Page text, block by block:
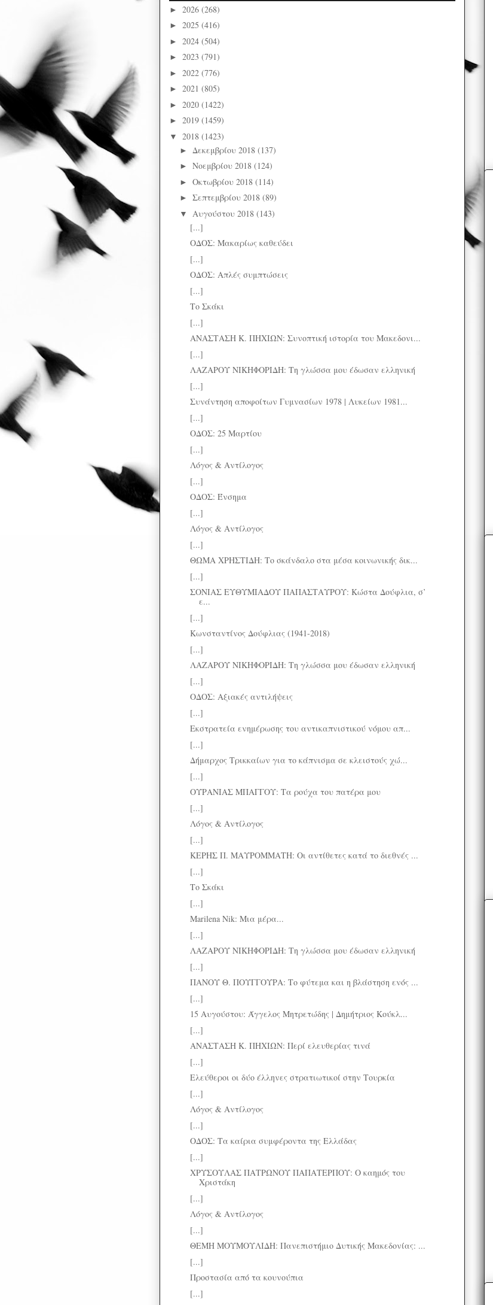
► 2026 (268)
► 2025 (416)
► 2024 (504)
► 2023 (791)
► 2022 (776)
► 2021 (805)
► 2020 (1422)
► 2019 (1459)
▼ 2018 (1423)
► Δεκεμβρίου 2018 (137)
► Νοεμβρίου 2018 (124)
► Οκτωβρίου 2018 (114)
► Σεπτεμβρίου 2018 (89)
▼ Αυγούστου 2018 (143)
[...]
ΟΔΟΣ: Μακαρίως καθεύδει
[...]
ΟΔΟΣ: Απλές συμπτώσεις
[...]
Το Σκάκι
[...]
ΑΝΑΣΤΑΣΗ Κ. ΠΗΧΙΩΝ: Συνοπτική ιστορία του Μακεδονι...
[...]
ΛΑΖΑΡΟΥ ΝΙΚΗΦΟΡΙΔΗ: Τη γλώσσα μου έδωσαν ελληνική
[...]
Συνάντηση αποφοίτων Γυμνασίων 1978 | Λυκείων 1981...
[...]
ΟΔΟΣ: 25 Μαρτίου
[...]
Λόγος & Αντίλογος
[...]
ΟΔΟΣ: Ένσημα
[...]
Λόγος & Αντίλογος
[...]
ΘΩΜΑ ΧΡΗΣΤΙΔΗ: Το σκάνδαλο στα μέσα κοινωνικής δικ...
[...]
ΣΟΝΙΑΣ ΕΥΘΥΜΙΑΔΟΥ ΠΑΠΑΣΤΑΥΡΟΥ: Κώστα Δούφλια, σ’
ε...
[...]
Κωνσταντίνος Δούφλιας (1941-2018)
[...]
ΛΑΖΑΡΟΥ ΝΙΚΗΦΟΡΙΔΗ: Τη γλώσσα μου έδωσαν ελληνική
[...]
ΟΔΟΣ: Αξιακές αντιλήψεις
[...]
Εκστρατεία ενημέρωσης του αντικαπνιστικού νόμου απ...
[...]
Δήμαρχος Τρικκαίων για το κάπνισμα σε κλειστούς χώ...
[...]
ΟΥΡΑΝΙΑΣ ΜΠΑΓΓΟΥ: Τα ρούχα του πατέρα μου
[...]
Λόγος & Αντίλογος
[...]
ΚΕΡΗΣ Π. ΜΑΥΡΟΜΜΑΤΗ: Οι αντίθετες κατά το διεθνές ...
[...]
Το Σκάκι
[...]
Marilena Nik: Μια μέρα...
[...]
ΛΑΖΑΡΟΥ ΝΙΚΗΦΟΡΙΔΗ: Τη γλώσσα μου έδωσαν ελληνική
[...]
ΠΑΝΟΥ Θ. ΠΟΥΓΓΟΥΡΑ: Το φύτεμα και η βλάστηση ενός ...
[...]
15 Αυγούστου: Άγγελος Μητρετώδης | Δημήτριος Κούκλ...
[...]
ΑΝΑΣΤΑΣΗ Κ. ΠΗΧΙΩΝ: Περί ελευθερίας τινά
[...]
Ελεύθεροι οι δύο έλληνες στρατιωτικοί στην Τουρκία
[...]
Λόγος & Αντίλογος
[...]
ΟΔΟΣ: Τα καίρια συμφέροντα της Ελλάδας
[...]
ΧΡΥΣΟΥΛΑΣ ΠΑΤΡΩΝΟΥ ΠΑΠΑΤΕΡΠΟΥ: Ο καημός του
Χριστάκη
[...]
Λόγος & Αντίλογος
[...]
ΘΕΜΗ ΜΟΥΜΟΥΛΙΔΗ: Πανεπιστήμιο Δυτικής Μακεδονίας: ...
[...]
Προστασία από τα κουνούπια
[...]